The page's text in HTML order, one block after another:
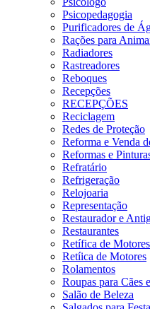
Psicopedagogia
Purificadores de
Rações para
Radiadores
Rastreadores
Reboques
Recepções
RECEPÇÕES
Reciclagem
Redes de Proteção
Reforma e Venda
Reformas e
Refratário
Refrigeração
Relojoaria
Representação
Restaurador e
Restaurantes
Retífica de Motores
Retíica de Motores
Rolamentos
Roupas para Cães
Salão de Beleza